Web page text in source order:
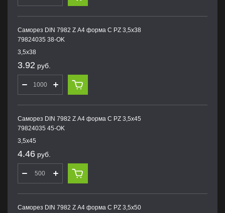
Саморез DIN 7982 Z А4 форма С PZ 3,5х38
79824035 38-OK
3,5х38
3.92 руб.
Саморез DIN 7982 Z А4 форма С PZ 3,5х45
79824035 45-OK
3,5х45
4.46 руб.
Саморез DIN 7982 Z А4 форма С PZ 3,5х50